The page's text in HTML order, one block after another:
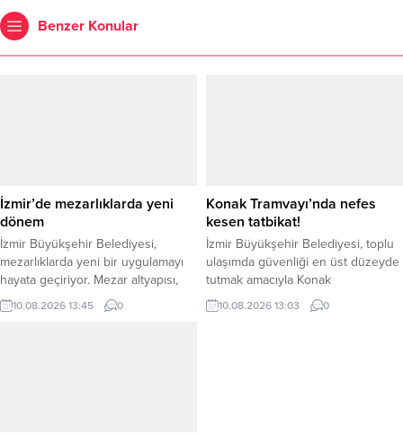
Benzer Konular
İzmir’de mezarlıklarda yeni
dönem
İzmir Büyükşehir Belediyesi,
mezarlıklarda yeni bir uygulamayı
hayata geçiriyor. Mezar altyapısı,
lahit ve mermer üst yapı
hizmetlerinin belirli teknik ve
10.08.2026 13:45 0
Konak Tramvayı’nda nefes
kesen tatbikat!
İzmir Büyükşehir Belediyesi, toplu
ulaşımda güvenliği en üst düzeyde
tutmak amacıyla Konak
Tramvayı’nda kapsamlı bir acil
durum tatbikatı gerçekleştirdi.
10.08.2026 13:03 0